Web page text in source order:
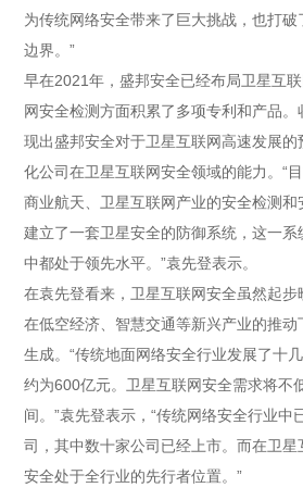
为传统网络安全带来了巨大挑战，也打
边界。”
早在2021年，盛邦安全已经布局卫星互
网安全检测方面积累了多项专利和产品
现出盛邦安全对于卫星互联网高速发展
化公司在卫星互联网安全领域的能力。“
商业航天、卫星互联网产业的安全检测
建立了一套卫星安全的防御系统，这一
中都处于领先水平。”袁先登表示。
在袁先登看来，卫星互联网安全虽然起
在低空经济、智慧交通等新兴产业的推
生成。“传统地面网络安全行业发展了十
约为600亿元。卫星互联网安全需求将不
间。”袁先登表示，“传统网络安全行业中
司，其中数十家公司已经上市。而在卫
安全处于全行业的先行者位置。”